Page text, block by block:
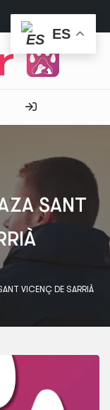
SANT
VICENÇ DE SARRIÀ
ES